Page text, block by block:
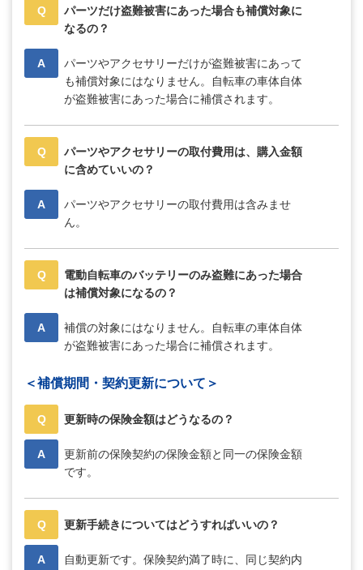
Q
パーツだけ盗難被害にあった場合も補償対象に
なるの？
A
パーツやアクセサリーだけが盗難被害にあって
も補償対象にはなりません。自転車の車体自体
が盗難被害にあった場合に補償されます。
Q
パーツやアクセサリーの取付費用は、購入金額
に含めていいの？
A
パーツやアクセサリーの取付費用は含みませ
ん。
Q
電動自転車のバッテリーのみ盗難にあった場合
は補償対象になるの？
A
補償の対象にはなりません。自転車の車体自体
が盗難被害にあった場合に補償されます。
＜補償期間・契約更新について＞
Q 更新時の保険金額はどうなるの？
A
更新前の保険契約の保険金額と同一の保険金額
です。
Q 更新手続きについてはどうすればいいの？
A
自動更新です。保険契約満了時に、同じ契約内